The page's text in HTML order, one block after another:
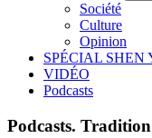
Société
Culture
Opinion
SPÉCIAL SHEN
VIDÉO
Podcasts
Podcasts. Tradition